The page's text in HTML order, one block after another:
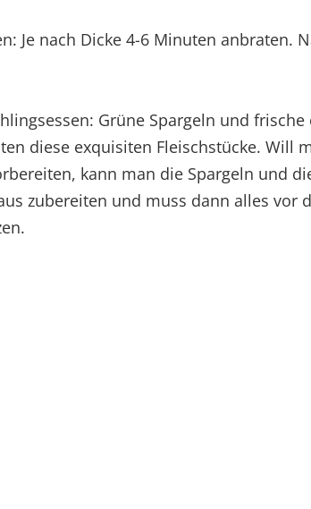
Je nach Dicke 4-6 Minuten anbraten.
Grüne Spargeln und
diese exquisiten Fleischstücke. Will
kann man die Spargeln und
zubereiten und muss dann alles vor